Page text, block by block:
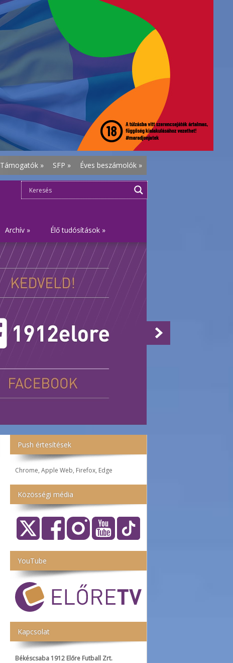
Támogatók » SFP » Éves beszámolók »
Archív » Élő tudósítások »
Push értesítések
Chrome, Apple Web, Firefox, Edge
Közösségi média
YouTube
Kapcsolat
Békéscsaba 1912 Előre Futball Zrt.